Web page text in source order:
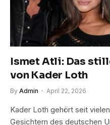
Ismet Atli: Das
von Kader Loth
By Admin April 22, 2026
Kader Loth gehört seit
Gesichtern des deutschen